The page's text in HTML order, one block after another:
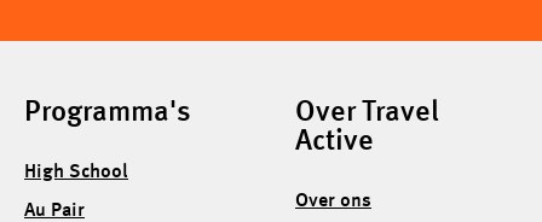
Programma's
High School
Au Pair
Over Travel
Active
Over ons